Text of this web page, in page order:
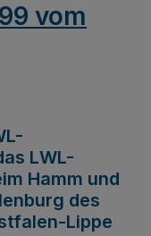
vom
LWL-
Hamm und
des
Lippe